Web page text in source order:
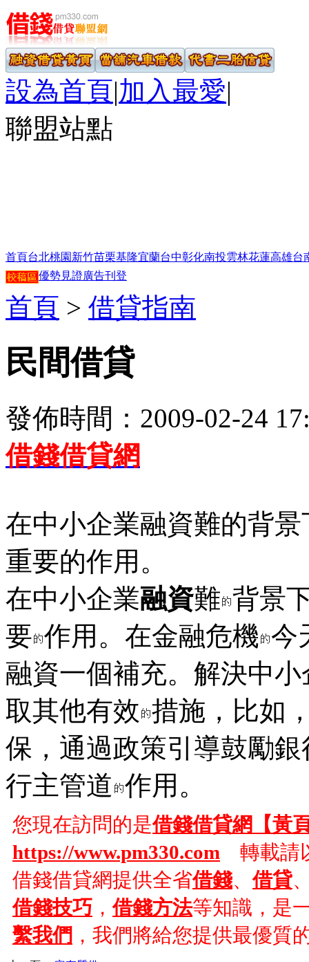
設為首頁|加入最愛|
聯盟站點
首頁台北桃園 新竹苗栗基隆宜蘭台中彰化南投雲林花蓮高雄台
優勢見證廣告刊登
首頁 > 借貸指南
民間借貸
發佈時間：2009-02-24
借錢借貸網
在中小企業融資難的背
重要的作用。
在中小企業融資難 背景
要 作用。在金融危機 今
融資一個補充。解決中
取其他有效 措施，比如
保，通過政策引導鼓勵
行主管道 作用。
您現在訪問的是借錢借貸網【黃
https://www.pm330.com 轉載請
借錢借貸網提供全省借錢、借貸
借錢技巧 ，借錢方法等知識，是
繫我們 ，我們將給您提供最優質